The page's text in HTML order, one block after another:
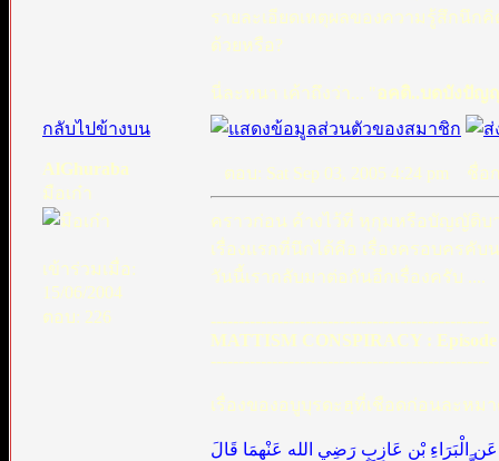
รายละเอียดเหตุผลของความรู้สึกนึก
ด้วยหรือ?
นี่ละหนา เค้าถึงว่า... "อคติ..บดบังปัญ
กลับไปข้างบน
AlGhuraba
มือเก๋า
เข้าร่วมเมื่อ:
15/06/2004
ตอบ: 226
ตอบ: Sat Sep 03, 2005 4:24 pm ชื่อ
คราวก่อน ค้างไว้ที่ หุกุมหรือบัญญัติบ
เรื่องแรกที่นึกได้คือ เรื่องครอบครคับ
วันนี้เรากลับมาต่อกันอีกเรื่องครับ ....
--------------------------------------------------
MATTISM CONSPIRACY : Episode
--------------------------------------------------
เรื่องของอบูบุรดะฮฺที่เชือดก่อนละหม
عَنِ الْبَرَاءِ بْنِ عَازِبٍ رَضِي الله عَنْهمَا قَالَ